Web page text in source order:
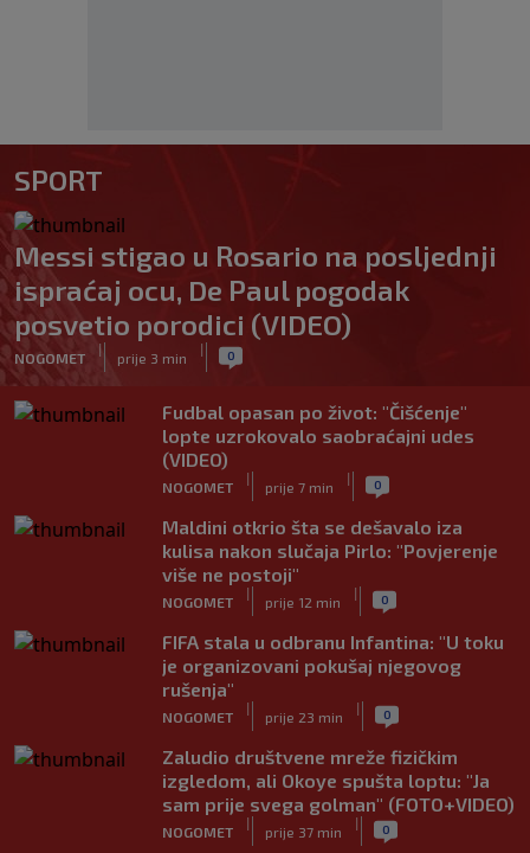
SPORT
Messi stigao u Rosario na posljednji
ispraćaj ocu, De Paul pogodak
posvetio porodici (VIDEO)
NOGOMET
|
prije 3 min
| 0
Fudbal opasan po život: "Čišćenje"
lopte uzrokovalo saobraćajni udes
(VIDEO)
NOGOMET
|
prije 7 min
| 0
Maldini otkrio šta se dešavalo iza
kulisa nakon slučaja Pirlo: "Povjerenje
više ne postoji"
NOGOMET
|
prije 12 min
| 0
FIFA stala u odbranu Infantina: "U toku
je organizovani pokušaj njegovog
rušenja"
NOGOMET
|
prije 23 min
| 0
Zaludio društvene mreže fizičkim
izgledom, ali Okoye spušta loptu: "Ja
sam prije svega golman" (FOTO+VIDEO)
NOGOMET
|
prije 37 min
| 0